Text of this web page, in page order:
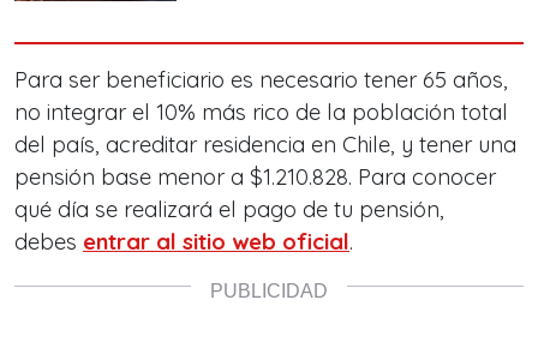
Para ser beneficiario es necesario tener 65 años,
no integrar el 10% más rico de la población total
del país, acreditar residencia en Chile, y tener una
pensión base menor a $1.210.828. Para conocer
qué día se realizará el pago de tu pensión,
debes entrar al sitio web oficial.